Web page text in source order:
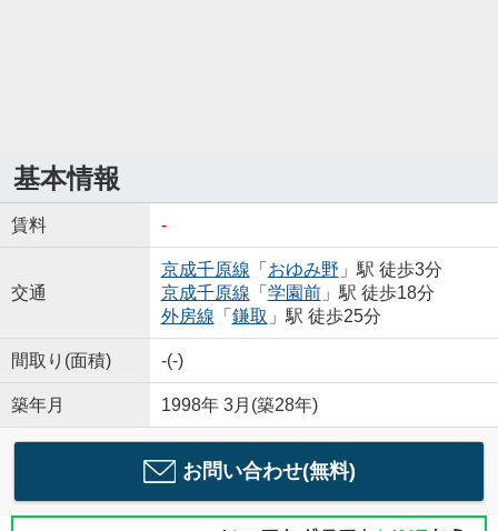
基本情報
賃料 -
交通
京成千原線 「 おゆみ野 」駅 徒歩3分
京成千原線 「 学園前」駅 徒歩18分
外房線 「 鎌取 」駅 徒歩25分
間取り(面積) -(-)
築年月 1998年 3月(築28年)
お問い合わせ(無料)